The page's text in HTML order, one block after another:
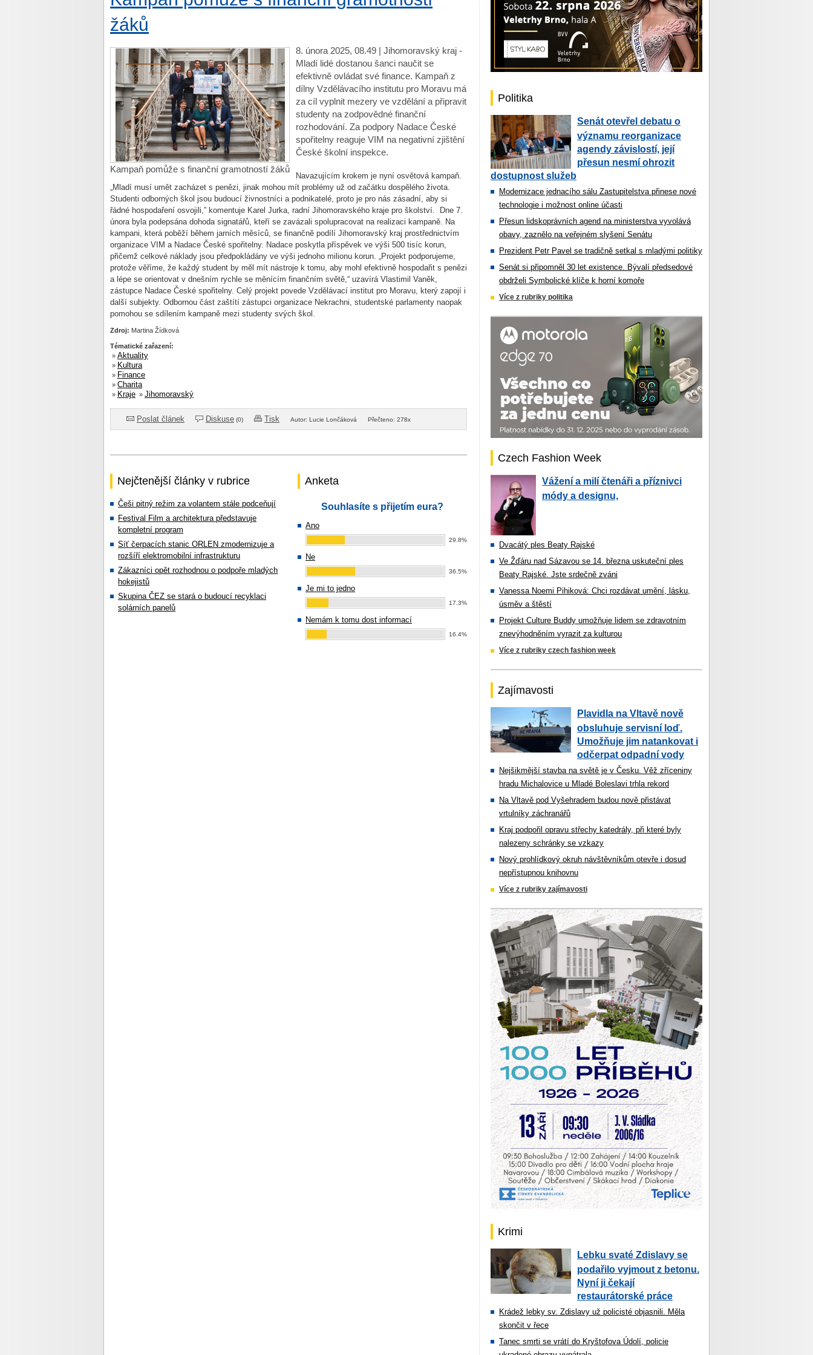
žáků
Kampaň pomůže s finanční gramotností žáků
8. února 2025, 08.49 | Jihomoravský kraj -
Mladí lidé dostanou šanci naučit se
efektivně ovládat své finance. Kampaň z
dílny Vzdělávacího institutu pro Moravu má
za cíl vyplnit mezery ve vzdělání a připravit
studenty na zodpovědné finanční
rozhodování. Za podpory Nadace České
spořitelny reaguje VIM na negativní zjištění
České školní inspekce.
Navazujícím krokem je nyní osvětová kampaň.
„Mladí musí umět zacházet s penězi, jinak mohou mít problémy už od začátku dospělého života.
Studenti odborných škol jsou budoucí živnostníci a podnikatelé, proto je pro nás zásadní, aby si
řádné hospodaření osvojili,” komentuje Karel Jurka, radní Jihomoravského kraje pro školství. Dne 7.
února byla podepsána dohoda signatářů, kteří se zavázali spolupracovat na realizaci kampaně. Na
kampani, která poběží během jarních měsíců, se finančně podílí Jihomoravský kraj prostřednictvím
organizace VIM a Nadace České spořitelny. Nadace poskytla příspěvek ve výši 500 tisíc korun,
přičemž celkové náklady jsou předpokládány ve výši jednoho milionu korun. „Projekt podporujeme,
protože věříme, že každý student by měl mít nástroje k tomu, aby mohl efektivně hospodařit s penězi
a lépe se orientovat v dnešním rychle se měnícím finančním světě,“ uzavírá Vlastimil Vaněk,
zástupce Nadace České spořitelny. Celý projekt povede Vzdělávací institut pro Moravu, který zapojí i
další subjekty. Odbornou část zaštítí zástupci organizace Nekrachni, studentské parlamenty naopak
pomohou se sdílením kampaně mezi studenty svých škol.
Zdroj: Martina Žídková
Tématické zařazení:
» Aktuality
» Kultura
» Finance
» Charita
» Kraje » Jihomoravský
Poslat článek Diskuse (0) Tisk Autor: Lucie Lončáková Přečteno: 278x
Nejčtenější články v rubrice
Češi pitný režim za volantem stále podceňují
Festival Film a architektura představuje
kompletní program
Síť čerpacích stanic ORLEN zmodernizuje a
rozšíří elektromobilní infrastrukturu
Zákazníci opět rozhodnou o podpoře mladých
hokejistů
Skupina ČEZ se stará o budoucí recyklaci
solárních panelů
Anketa
Souhlasíte s přijetím eura?
Ano
29.8%
Ne
36.5%
Je mi to jedno
17.3%
Nemám k tomu dost informací
16.4%
Politika
Senát otevřel debatu o
významu reorganizace
agendy závislostí, její
přesun nesmí ohrozit
dostupnost služeb
Modernizace jednacího sálu Zastupitelstva přinese nové
technologie i možnost online účasti
Přesun lidskoprávních agend na ministerstva vyvolává
obavy, zaznělo na veřejném slyšení Senátu
Prezident Petr Pavel se tradičně setkal s mladými politiky
Senát si připomněl 30 let existence. Bývalí předsedové
obdrželi Symbolické klíče k horní komoře
Více z rubriky politika
Czech Fashion Week
Vážení a milí čtenáři a příznivci
módy a designu,
Dvacátý ples Beaty Rajské
Ve Žďáru nad Sázavou se 14. března uskuteční ples
Beaty Rajské. Jste srdečně zváni
Vanessa Noemi Pihiková: Chci rozdávat umění, lásku,
úsměv a štěstí
Projekt Culture Buddy umožňuje lidem se zdravotním
znevýhodněním vyrazit za kulturou
Více z rubriky czech fashion week
Zajímavosti
Plavidla na Vltavě nově
obsluhuje servisní loď.
Umožňuje jim natankovat i
odčerpat odpadní vody
Nejšikmější stavba na světě je v Česku. Věž zříceniny
hradu Michalovice u Mladé Boleslavi trhla rekord
Na Vltavě pod Vyšehradem budou nově přistávat
vrtulníky záchranářů
Kraj podpořil opravu střechy katedrály, při které byly
nalezeny schránky se vzkazy
Nový prohlídkový okruh návštěvníkům otevře i dosud
nepřístupnou knihovnu
Více z rubriky zajímavosti
Krimi
Lebku svaté Zdislavy se
podařilo vyjmout z betonu.
Nyní ji čekají
restaurátorské práce
Krádež lebky sv. Zdislavy už policisté objasnili. Měla
skončit v řece
Tanec smrti se vrátí do Kryštofova Údolí, policie